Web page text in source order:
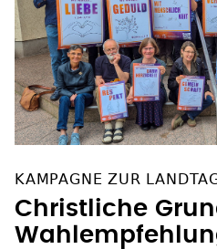
KAMPAGNE ZUR
Christliche